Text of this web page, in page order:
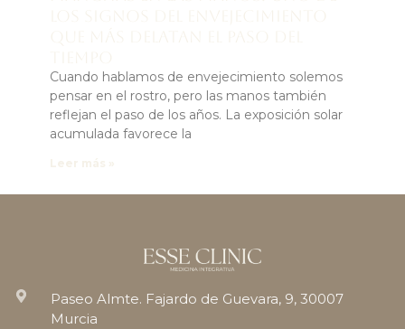
Cuando hablamos de envejecimiento solemos
pensar en el rostro, pero las manos también
reflejan el paso de los años. La exposición solar
acumulada favorece la
Paseo Almte. Fajardo de Guevara, 9, 30007
Murcia